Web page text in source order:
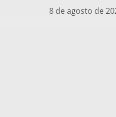
8 de agosto de